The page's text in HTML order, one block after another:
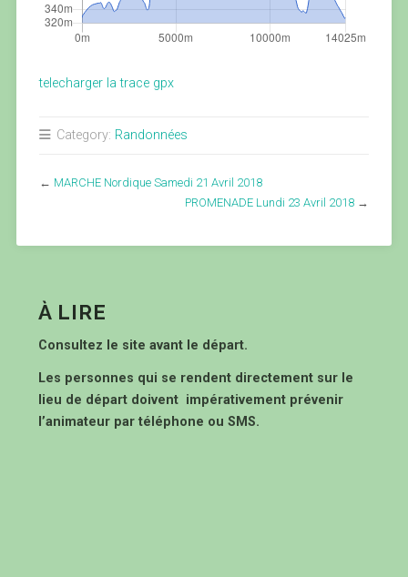
telecharger la trace gpx
Category: Randonnées
← MARCHE Nordique Samedi 21 Avril 2018
PROMENADE Lundi 23 Avril 2018 →
À LIRE
Consultez le site avant le départ.
Les personnes qui se rendent directement sur le
lieu de départ doivent impérativement prévenir
l’animateur par téléphone ou SMS.